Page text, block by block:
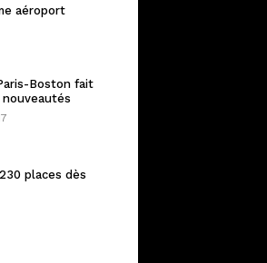
aéroport
Boston fait
places dès